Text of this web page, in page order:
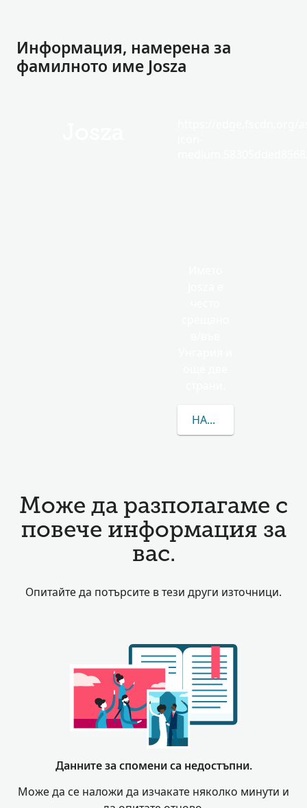
Информация, намерена за
фамилното име Josza
НАУЧЕТЕ ПОВЕЧЕ ЗА
Може да разполагаме с
повече информация за
вас.
Опитайте да потърсите в тези други източници.
Данните за спомени са недостъпни.
Може да се наложи да изчакате няколко минути и